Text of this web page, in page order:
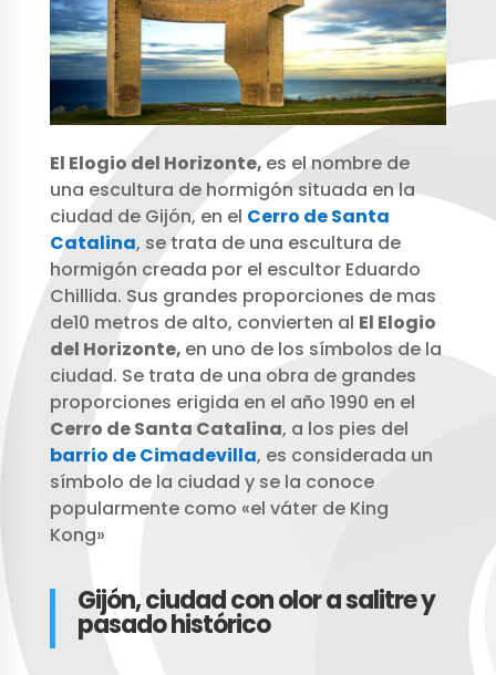
El Elogio del Horizonte, es el nombre de
una escultura de hormigón situada en la
ciudad de Gijón, en el Cerro de Santa
Catalina, se trata de una escultura de
hormigón creada por el escultor Eduardo
Chillida. Sus grandes proporciones de mas
de10 metros de alto, convierten al El Elogio
del Horizonte, en uno de los símbolos de la
ciudad. Se trata de una obra de grandes
proporciones erigida en el año 1990 en el
Cerro de Santa Catalina, a los pies del
barrio de Cimadevilla, es considerada un
símbolo de la ciudad y se la conoce
popularmente como «el váter de King
Kong»
Gijón, ciudad con olor a salitre y
pasado histórico